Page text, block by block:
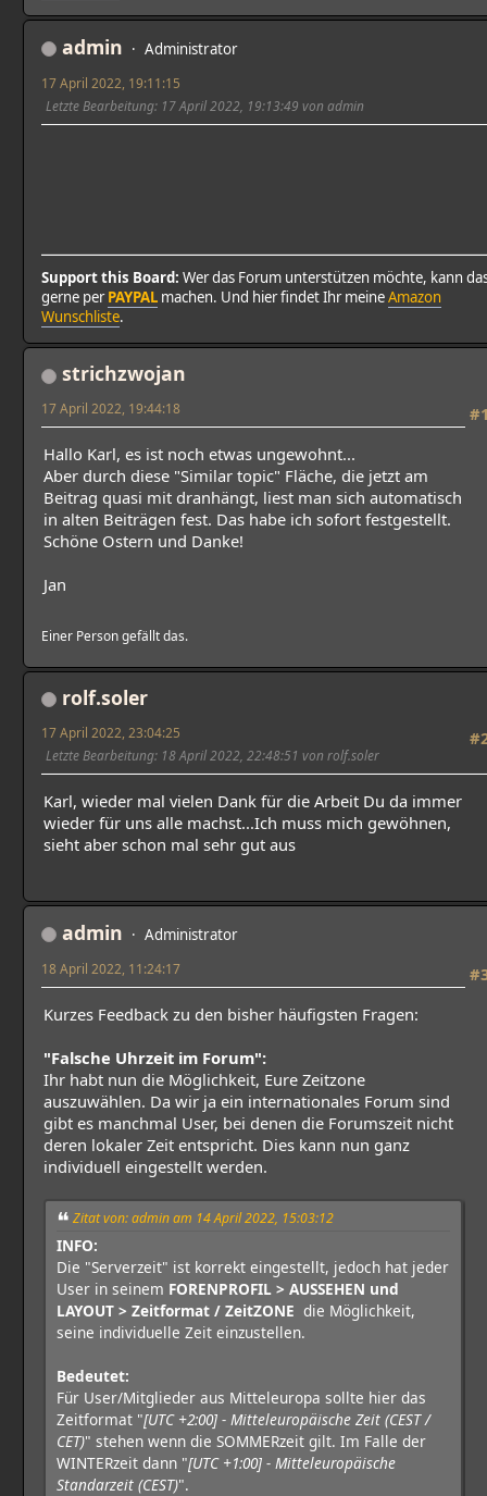
admin Administrator
17 April 2022, 19:11:15
Letzte Bearbeitung: 17 April 2022, 19:13:49 von admin
Support this Board: Wer das Forum unterstützen möchte, kann
gerne perPAYPAL machen. Und hier findet Ihr meineAmazon
Wunschliste.
strichzwojan
17 April 2022, 19:44:18
Hallo Karl, es ist noch etwas ungewohnt...
Aber durch diese "Similar topic" Fläche, die jetzt am
Beitrag quasi mit dranhängt, liest man sich automatisch
in alten Beiträgen fest. Das habe ich sofort festgestellt.
Schöne Ostern und Danke!
Jan
Einer Person gefällt das.
rolf.soler
17 April 2022, 23:04:25
Letzte Bearbeitung: 18 April 2022, 22:48:51 von rolf.soler
Karl, wieder mal vielen Dank für die Arbeit Du da immer
wieder für uns alle machst...Ich muss mich gewöhnen,
sieht aber schon mal sehr gut aus
admin Administrator
18 April 2022, 11:24:17
Kurzes Feedback zu den bisher häufigsten Fragen:
"Falsche Uhrzeit im Forum":
Ihr habt nun die Möglichkeit, Eure Zeitzone
auszuwählen. Da wir ja ein internationales Forum sind
gibt es manchmal User, bei denen die Forumszeit nicht
deren lokaler Zeit entspricht. Dies kann nun ganz
individuell eingestellt werden.
Zitat von: admin am 14 April 2022, 15:03:12
INFO:
Die "Serverzeit" ist korrekt eingestellt, jedoch hat jeder
User in seinem FORENPROFIL > AUSSEHEN und
LAYOUT > Zeitformat / ZeitZONE die Möglichkeit,
seine individuelle Zeit einzustellen.
Bedeutet:
Für User/Mitglieder aus Mitteleuropa sollte hier das
Zeitformat "[UTC +2:00] - Mitteleuropäische Zeit (CEST /
CET)" stehen wenn die SOMMERzeit gilt. Im Falle der
WINTERzeit dann "[UTC +1:00] - Mitteleuropäische
Standarzeit (CEST)".